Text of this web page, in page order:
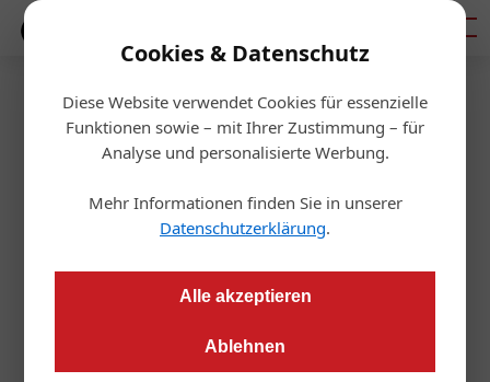
Cookies & Datenschutz
Diese Website verwendet Cookies für essenzielle
Funktionen sowie – mit Ihrer Zustimmung – für
Analyse und personalisierte Werbung.
Mehr Informationen finden Sie in unserer
Datenschutzerklärung.
Alle akzeptieren
Ablehnen
Homepage/Bauträger
Bauträger
Klimaresilientes Bauen und Naturgefahrenmanagement
Ein entscheidender Sommer
13. Juli 2026
Auf der Wartebank
Wo Wohnträume auf Immobilienexpertise treffen